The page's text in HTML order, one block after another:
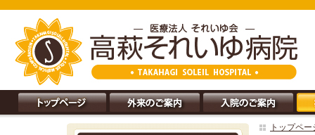
トップペー